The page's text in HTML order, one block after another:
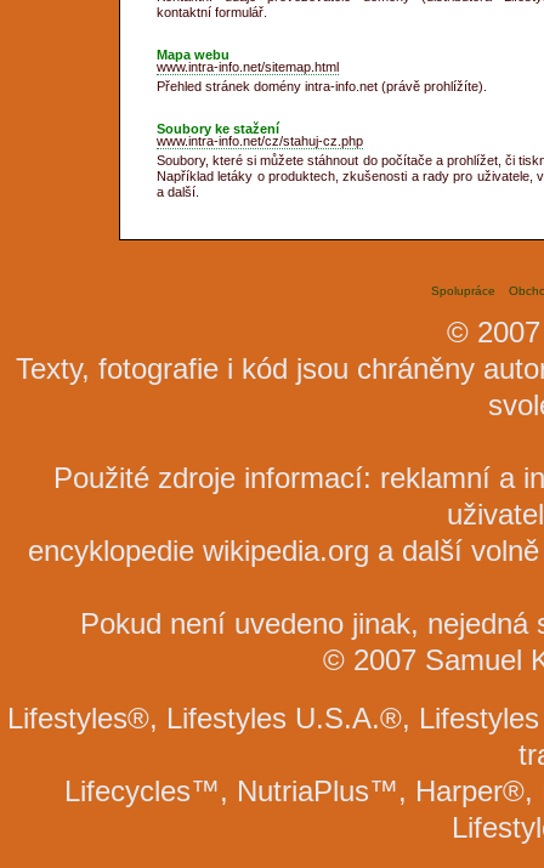
kontaktní formulář.
Mapa webu
www.intra-info.net/sitemap.html
Přehled stránek domény intra-info.net (právě prohlížíte).
Soubory ke stažení
www.intra-info.net/cz/stahuj-cz.php
Soubory, které si můžete stáhnout do počítače a prohlížet, či
Například letáky o produktech, zkušenosti a rady pro uživatele,
a další.
Spolupráce
©
Texty, fotografie i kód jsou chráněny
Použité zdroje informací: reklamní a
encyklopedie wikipedia.org a další
Pokud není uvedeno jinak,
© 2007 Samuel
Lifestyles®, Lifestyles U.S.A.®,
Lifecycles™, NutriaPlus™, Harper®,